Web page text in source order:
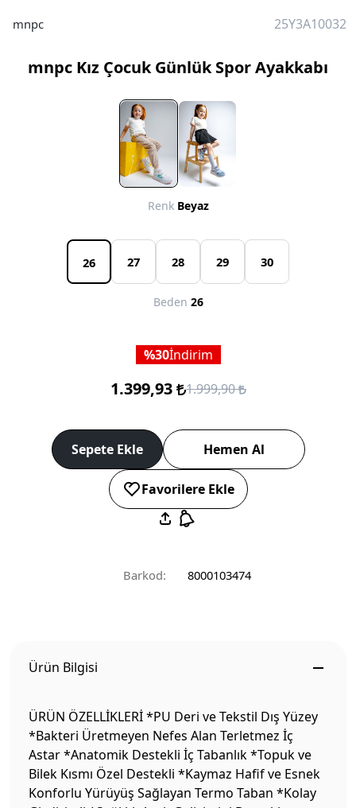
mnpc 25Y3A10032
mnpc Kız Çocuk Günlük Spor Ayakkabı
Renk Beyaz
26 27 28 29 30
Beden 26
30İndirim
1.399,93 1.999,90
Sepete Ekle Hemen Al
Favorilere Ekle
Barkod: 8000103474
Ürün Bilgisi
ÜRÜN ÖZELLİKLERİ *PU Deri ve Tekstil Dış Yüzey
*Bakteri Üretmeyen Nefes Alan Terletmez İç
Astar *Anatomik Destekli İç Tabanlık *Topuk ve
Bilek Kısmı Özel Destekli *Kaymaz Hafif ve Esnek
Konforlu Yürüyüş Sağlayan Termo Taban *Kolay